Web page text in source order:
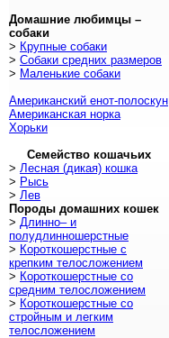
Домашние любимцы –
собаки
> Крупные собаки
> Собаки средних размеров
> Маленькие собаки
Американский енот-полоскун
Американская норка
Хорьки
Семейство кошачьих
> Лесная (дикая) кошка
> Рысь
> Лев
Породы домашних кошек
> Длинно– и
полудлинношерстные
> Короткошерстные с
крепким телосложением
> Короткошерстные со
средним телосложением
> Короткошерстные со
стройным и легким
телосложением